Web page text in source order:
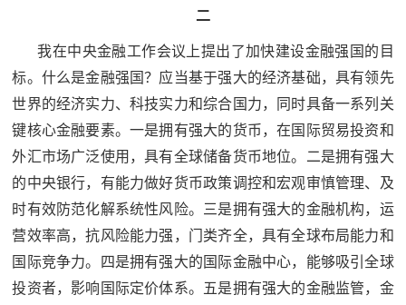
色
文
旅
于
我
们
二
我在中央金融工作会议上提出了加快建设金融强国的目
标。什么是金融强国？应当基于强大的经济基础，具有领先
世界的经济实力、科技实力和综合国力，同时具备一系列关
键核心金融要素。一是拥有强大的货币，在国际贸易投资和
外汇市场广泛使用，具有全球储备货币地位。二是拥有强大
的中央银行，有能力做好货币政策调控和宏观审慎管理、及
时有效防范化解系统性风险。三是拥有强大的金融机构，运
营效率高，抗风险能力强，门类齐全，具有全球布局能力和
国际竞争力。四是拥有强大的国际金融中心，能够吸引全球
投资者，影响国际定价体系。五是拥有强大的金融监管，金